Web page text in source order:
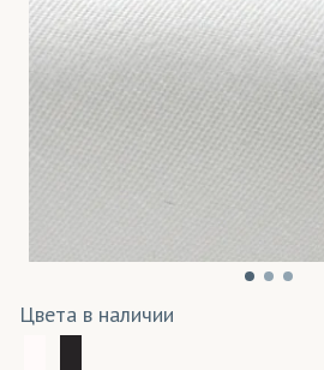
Цвета в наличии